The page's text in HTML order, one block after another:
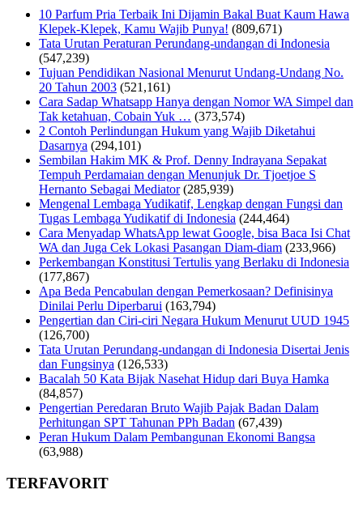
10 Parfum Pria Terbaik Ini Dijamin Bakal Buat Kaum Hawa
Klepek-Klepek, Kamu Wajib Punya! (809,671)
Tata Urutan Peraturan Perundang-undangan di Indonesia
(547,239)
Tujuan Pendidikan Nasional Menurut Undang-Undang No.
20 Tahun 2003 (521,161)
Cara Sadap Whatsapp Hanya dengan Nomor WA Simpel dan
Tak ketahuan, Cobain Yuk … (373,574)
2 Contoh Perlindungan Hukum yang Wajib Diketahui
Dasarnya (294,101)
Sembilan Hakim MK & Prof. Denny Indrayana Sepakat
Tempuh Perdamaian dengan Menunjuk Dr. Tjoetjoe S
Hernanto Sebagai Mediator (285,939)
Mengenal Lembaga Yudikatif, Lengkap dengan Fungsi dan
Tugas Lembaga Yudikatif di Indonesia (244,464)
Cara Menyadap WhatsApp lewat Google, bisa Baca Isi Chat
WA dan Juga Cek Lokasi Pasangan Diam-diam (233,966)
Perkembangan Konstitusi Tertulis yang Berlaku di Indonesia
(177,867)
Apa Beda Pencabulan dengan Pemerkosaan? Definisinya
Dinilai Perlu Diperbarui (163,794)
Pengertian dan Ciri-ciri Negara Hukum Menurut UUD 1945
(126,700)
Tata Urutan Perundang-undangan di Indonesia Disertai Jenis
dan Fungsinya (126,533)
Bacalah 50 Kata Bijak Nasehat Hidup dari Buya Hamka
(84,857)
Pengertian Peredaran Bruto Wajib Pajak Badan Dalam
Perhitungan SPT Tahunan PPh Badan (67,439)
Peran Hukum Dalam Pembangunan Ekonomi Bangsa
(63,988)
TERFAVORIT